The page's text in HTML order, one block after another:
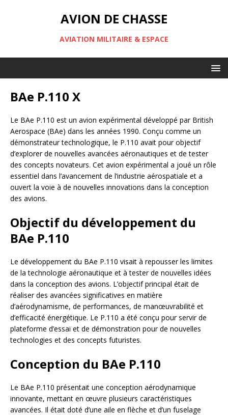
AVION DE CHASSE
AVIATION MILITAIRE & ESPACE
BAe P.110 X
Le BAe P.110 est un avion expérimental développé par British
Aerospace (BAe) dans les années 1990. Conçu comme un
démonstrateur technologique, le P.110 avait pour objectif
d’explorer de nouvelles avancées aéronautiques et de tester
des concepts novateurs. Cet avion expérimental a joué un rôle
essentiel dans l’avancement de l’industrie aérospatiale et a
ouvert la voie à de nouvelles innovations dans la conception
des avions.
Objectif du développement du
BAe P.110
Le développement du BAe P.110 visait à repousser les limites
de la technologie aéronautique et à tester de nouvelles idées
dans la conception des avions. L’objectif principal était de
réaliser des avancées significatives en matière
d’aérodynamisme, de performances, de manœuvrabilité et
d’efficacité énergétique. Le P.110 a été conçu pour servir de
plateforme d’essai et de démonstration pour de nouvelles
technologies et des concepts futuristes.
Conception du BAe P.110
Le BAe P.110 présentait une conception aérodynamique
innovante, mettant en œuvre plusieurs caractéristiques
avancées. Il était doté d’une aile en flèche et d’un fuselage